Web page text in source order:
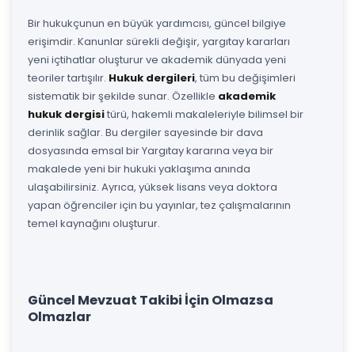
Bir hukukçunun en büyük yardımcısı, güncel bilgiye
erişimdir. Kanunlar sürekli değişir, yargıtay kararları
yeni içtihatlar oluşturur ve akademik dünyada yeni
teoriler tartışılır. Hukuk dergileri, tüm bu değişimleri
sistematik bir şekilde sunar. Özellikle akademik
hukuk dergisitürü, hakemli makaleleriyle bilimsel bir
derinlik sağlar. Bu dergiler sayesinde bir dava
dosyasında emsal bir Yargıtay kararına veya bir
makalede yeni bir hukuki yaklaşıma anında
ulaşabilirsiniz. Ayrıca, yüksek lisans veya doktora
yapan öğrenciler için bu yayınlar, tez çalışmalarının
temel kaynağını oluşturur.
Güncel Mevzuat Takibi İçin Olmazsa
Olmazlar